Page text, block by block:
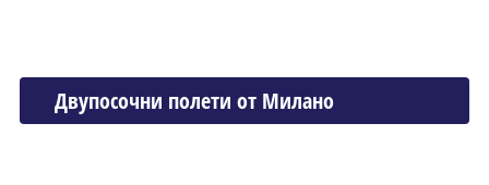
Двупосочни полети от Миланo